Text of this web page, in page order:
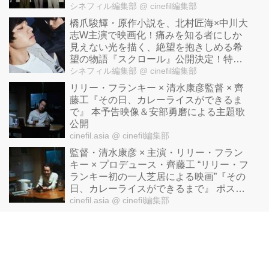
シネフィル編集部 @ cinefil編集部
橋爪駿輝・原作小説を、北村匠海×中川大
志W主演で映画化！痛みを知る者にしか
見えない光を描く、絶望を抱きしめる希
望の物語『スクロール』公開決定！特報
解禁！
シネフィル編集部 @ cinefil編集部
リリー・フランキー × 清水康彦監督 × 齊
藤工『その日、カレーライスができるま
で』 本予告映像＆安部勇磨による主題歌
公開
cinefil.asia @ cinefil編集部
監督・清水康彦 × 主演・リリー・フラン
キー × プロデュース・齊藤工 “リリー・フ
ランキー初の一人芝居による映画”『その
日、カレーライスができるまで』 ポスタ
ービジュアル＆コメント到着
cinefil.asia @ cinefil編集部